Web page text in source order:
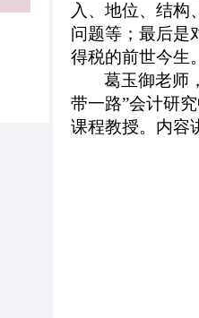
入、地位、结构
问题等；最后是
得税的前世今生
葛玉御老师
带一路”会计研
课程教授。内容